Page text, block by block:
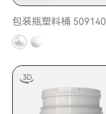
包装瓶塑料桶 509140